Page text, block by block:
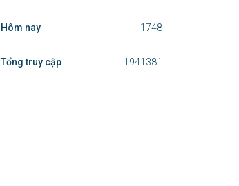
Hôm nay 1748
Tổng truy cập 1941381